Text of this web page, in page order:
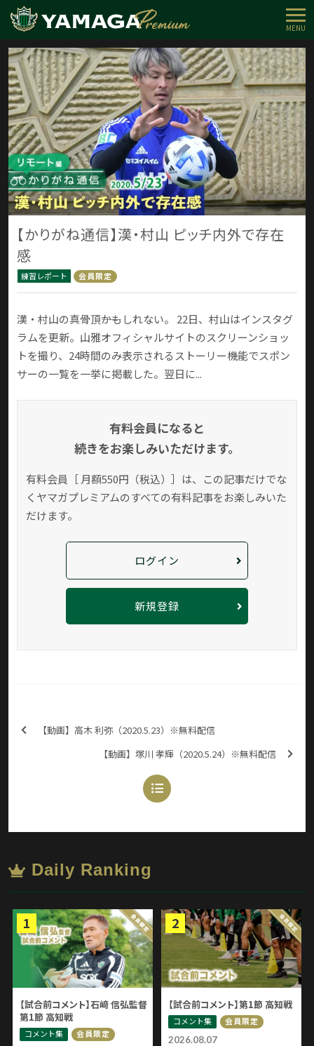
MENU
【かりがね通信】漢・村山 ピッチ内外で存在
感
練習レポート 会員限定
漢・村山の真骨頂――かもしれない。 22日、村山はインスタグ
ラムを更新。山雅オフィシャルサイトのスクリーンショッ
トを撮り、24時間のみ表示されるストーリー機能でスポン
サーの一覧を一挙に掲載した。翌日に...
有料会員になると
続きをお楽しみいただけます。
有料会員［ 月額550円（税込）］は、この記事だけでな
く ヤマガプレミアムのすべての有料記事をお楽しみいた
だけます。
ログイン
新規登録
【動画】高木 利弥（2020.5.23）※無料配信
【動画】塚川 孝輝（2020.5.24）※無料配信
Daily Ranking
【試合前コメント】石﨑 信弘監督
第1節 高知戦
コメント集 会員限定
2026.08.07
【試合前コメント】第1節 高知戦
コメント集 会員限定